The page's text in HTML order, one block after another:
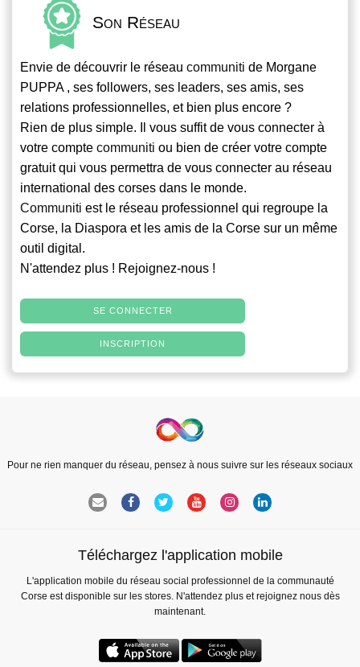
Son Réseau
Envie de découvrir le réseau communiti de Morgane
PUPPA , ses followers, ses leaders, ses amis, ses
relations professionnelles, et bien plus encore ?
Rien de plus simple. Il vous suffit de vous connecter à
votre compte communiti ou bien de créer votre compte
gratuit qui vous permettra de vous connecter au réseau
international des corses dans le monde.
Communiti est le réseau professionnel qui regroupe la
Corse, la Diaspora et les amis de la Corse sur un même
outil digital.
N'attendez plus ! Rejoignez-nous !
SE CONNECTER
INSCRIPTION
Pour ne rien manquer du réseau, pensez à nous suivre sur les réseaux sociaux
Téléchargez l'application mobile
L'application mobile du réseau social professionnel de la communauté
Corse est disponible sur les stores. N'attendez plus et rejoignez nous dès
maintenant.